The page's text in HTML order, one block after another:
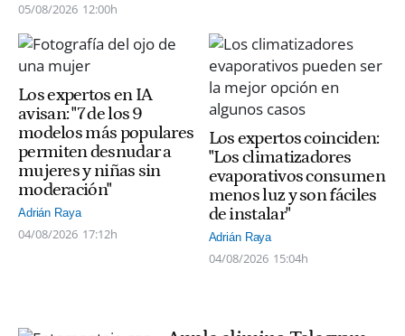
05/08/2026 12:00h
Los expertos en IA
avisan: "7 de los 9
modelos más populares
permiten desnudar a
mujeres y niñas sin
moderación"
Adrián Raya
04/08/2026 17:12h
Los expertos coinciden:
"Los climatizadores
evaporativos consumen
menos luz y son fáciles
de instalar"
Adrián Raya
04/08/2026 15:04h